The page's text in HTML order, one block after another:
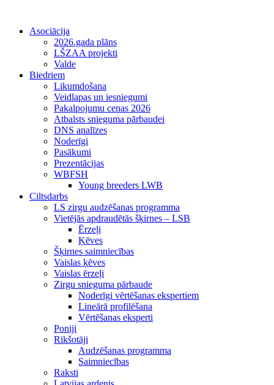
Asociācija
2026.gada plāns
LŠZAA projekti
Valde
Biedriem
Likumdošana
Veidlapas un iesniegumi
Pakalpojumu cenas 2026
Atbalsts snieguma pārbaudei
DNS analīzes
Noderīgi
Pasākumi
Prezentācijas
WBFSH
Young breeders LWB
Ciltsdarbs
LS zirgu audzēšanas programma
Vietējās apdraudētās šķirnes – LSB
Ērzeļi
Ķēves
Šķirnes saimniecības
Vaislas ķēves
Vaislas ērzeļi
Zirgu snieguma pārbaude
Noderīgi vērtēšanas ekspertiem
Lineārā profilēšana
Vērtēšanas eksperti
Poniji
Rikšotāji
Audzēšanas programma
Saimniecības
Raksti